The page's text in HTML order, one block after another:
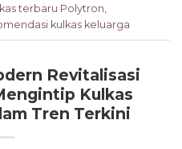
terbaru Polytron,
kulkas keluarga
Revitalisasi
Kulkas
Tren Terkini